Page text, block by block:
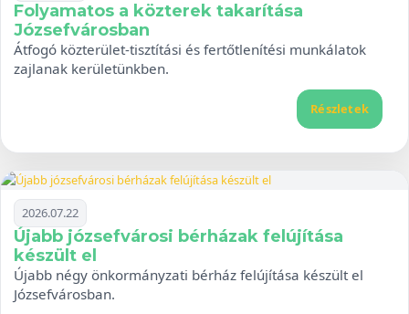
Folyamatos a közterek takarítása
Józsefvárosban
Átfogó közterület-tisztítási és fertőtlenítési munkálatok
zajlanak kerületünkben.
Részletek
2026.07.22
Újabb józsefvárosi bérházak felújítása
készült el
Újabb négy önkormányzati bérház felújítása készült el
Józsefvárosban.